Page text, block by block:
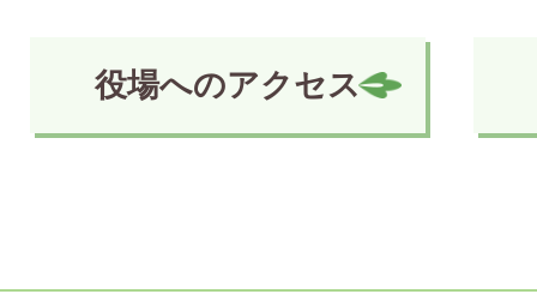
役場へのアクセス